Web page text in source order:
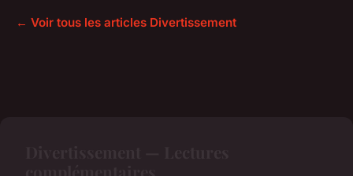
← Voir tous les articles Divertissement